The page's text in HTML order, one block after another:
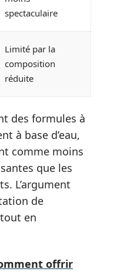
spectaculaire
Limité par la
composition
réduite
des formules à
à base d’eau,
comme moins
que les
L’argument
de
en
offrir